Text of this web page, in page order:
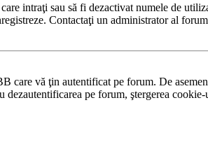
intraţi sau să fi dezactivat numele de
Contactaţi un administrator al
care vă ţin autentificat pe forum. De
pe forum, ştergerea